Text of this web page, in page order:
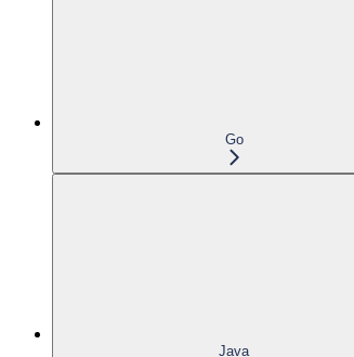
Go
Java